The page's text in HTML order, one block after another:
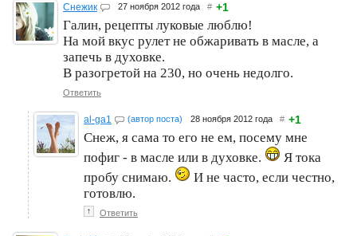
Снежик 27 ноября 2012 года # +1
Галин, рецепты луковые люблю!
На мой вкус рулет не обжаривать в масле, а
запечь в духовке.
В разогретой на 230, но очень недолго.
Ответить
al-ga1 (автор поста) 28 ноября 2012 года # +1
Снеж, я сама то его не ем, посему мне
пофиг - в масле или в духовке.
Я тока
пробу снимаю.
И не часто, если честно,
готовлю.
↑ Ответить